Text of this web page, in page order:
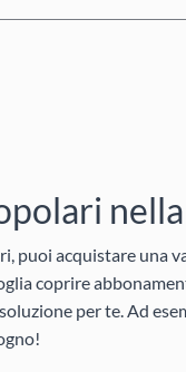
nella
puoi acquistare una
coprire
per te. Ad